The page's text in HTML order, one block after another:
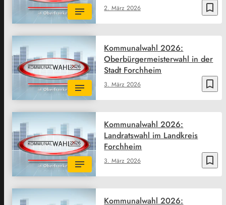
bookmark_border
2. März 2026
bookmark_border
3. März 2026
Kommunalwahl 2026:
Oberbürgermeisterwahl in der
Stadt Forchheim
bookmark_border
3. März 2026
Kommunalwahl 2026:
Landratswahl im Landkreis
Forchheim
Kommunalwahl 2026: